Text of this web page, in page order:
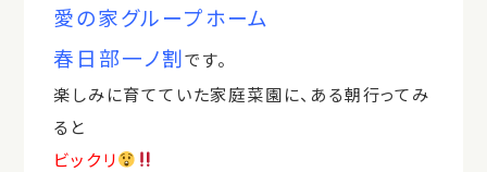
愛の家グループホーム
春日部一ノ割です。
楽しみに育てていた家庭菜園に、ある朝行ってみ
ると
ビックリ